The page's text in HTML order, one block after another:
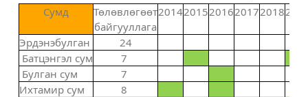
Сумд
Төлөвлөгөөт
байгууллага
20142015201620172018
Эрдэнэбулган
24
Батцэнгэл сум
7
Булган сум
7
Ихтамир сум
8